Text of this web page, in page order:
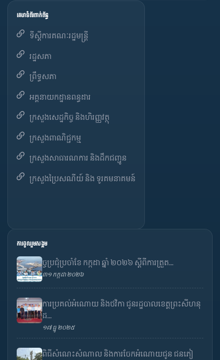
គេហទំព័រពាក់ព័ន្ធ
ទីស្តីការគណៈរដ្ឋមន្ត្រី
រដ្ឋសភា
ព្រឹទ្ធសភា
អគ្គនាយកដ្ឋានពន្ធដារ
ក្រសួងសេដ្ឋកិច្ច និងហិរញ្ញវត្ថុ
ក្រសួងពាណិជ្ជកម្ម
ក្រសួងសាធារណការ និងដឹកជញ្ជូន
ក្រសួងប្រៃសណីយ៍ និង ទូរគមនាគមន៍
ការចូលរួមសង្គម
ច្ចប្រជុំប្រចាំខែ កក្កដា ឆ្នាំ ២០២៦ ស្តីពីការត្រួត...
៣១ កក្កដា ២០២៦
ការប្រគល់អំណោយ និងថវិកា ជូនរដ្ឋបាលខេត្តព្រះសីហនុ
ដ...
១៧ ធ្នូ ២០២៥
ពិធីសំណេះសំណាល និងការចែកអំណោយជូន ជនភៀ